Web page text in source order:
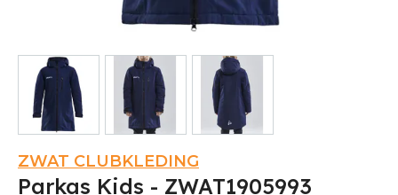
ZWAT CLUBKLEDING
Parkas Kids - ZWAT1905993